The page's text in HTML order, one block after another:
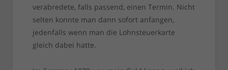
verabredete, falls passend, einen Termin. Nicht
selten konnte man dann sofort anfangen,
jedenfalls wenn man die Lohnsteuerkarte
gleich dabei hatte.